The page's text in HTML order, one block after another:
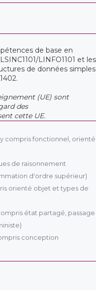
de base en
LINFO1101 et les
de données simples
(UE) sont
des
cette UE.
compris fonctionnel, orienté
de raisonnement
d'ordre supérieur)
orienté objet et types de
état partagé, passage
conception